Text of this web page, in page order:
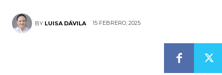
BY LUISA DÁVILA 15 FEBRERO, 2025